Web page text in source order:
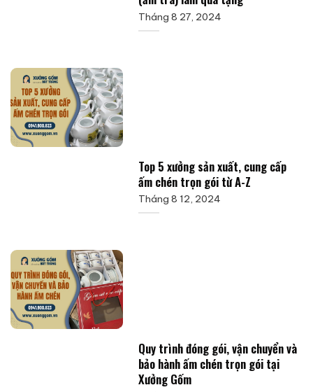
Tháng 8 27, 2024
Top 5 xưởng sản xuất, cung cấp
ấm chén trọn gói từ A-Z
Tháng 8 12, 2024
Quy trình đóng gói, vận chuyển và
bảo hành ấm chén trọn gói tại
Xưởng Gốm